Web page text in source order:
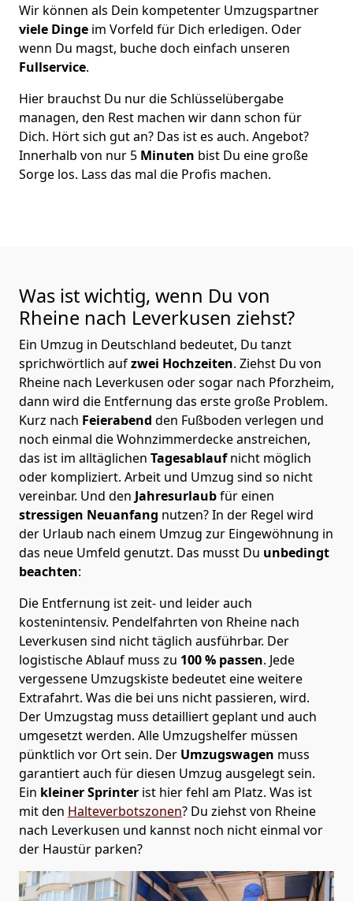
Wir können als Dein kompetenter Umzugspartner
viele Dinge im Vorfeld für Dich erledigen. Oder
wenn Du magst, buche doch einfach unseren
Fullservice.
Hier brauchst Du nur die Schlüsselübergabe
managen, den Rest machen wir dann schon für
Dich. Hört sich gut an? Das ist es auch. Angebot?
Innerhalb von nur 5 Minuten bist Du eine große
Sorge los. Lass das mal die Profis machen.
Was ist wichtig, wenn Du von
Rheine nach Leverkusen ziehst?
Ein Umzug in Deutschland bedeutet, Du tanzt
sprichwörtlich aufzwei Hochzeiten. Ziehst Du von
Rheine nach Leverkusen oder sogar nach Pforzheim,
dann wird die Entfernung das erste große Problem.
Kurz nach Feierabend den Fußboden verlegen und
noch einmal die Wohnzimmerdecke anstreichen,
das ist im alltäglichen Tagesablaufnicht möglich
oder kompliziert. Arbeit und Umzug sind so nicht
vereinbar. Und den Jahresurlaubfür einen
stressigen Neuanfang nutzen? In der Regel wird
der Urlaub nach einem Umzug zur Eingewöhnung in
das neue Umfeld genutzt. Das musst Du unbedingt
beachten:
Die Entfernung ist zeit- und leider auch
kostenintensiv. Pendelfahrten von Rheine nach
Leverkusen sind nicht täglich ausführbar. Der
logistische Ablauf muss zu 100 % passen. Jede
vergessene Umzugskiste bedeutet eine weitere
Extrafahrt. Was die bei uns nicht passieren, wird.
Der Umzugstag muss detailliert geplant und auch
umgesetzt werden. Alle Umzugshelfer müssen
pünktlich vor Ort sein. Der Umzugswagen muss
garantiert auch für diesen Umzug ausgelegt sein.
Ein kleiner Sprinter ist hier fehl am Platz. Was ist
mit den Halteverbotszonen? Du ziehst von Rheine
nach Leverkusen und kannst noch nicht einmal vor
der Haustür parken?